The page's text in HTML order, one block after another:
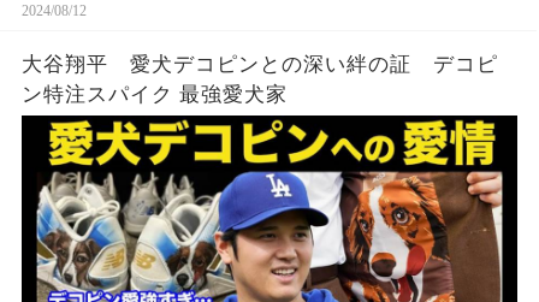
2024/08/12
大谷翔平 愛犬デコピンとの深い絆の証 デコピ
ン特注スパイク 最強愛犬家